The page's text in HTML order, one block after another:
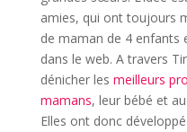
amies, qui ont toujours
de maman de 4 enfants
dans le web. A travers
dénicher les meilleurs
mamans, leur bébé et
Elles ont donc